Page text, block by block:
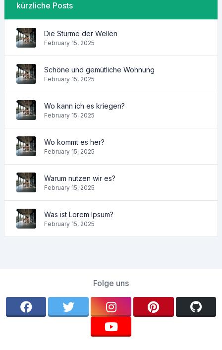
kürzliche Posts
Die Stürme der Wellen
February 15, 2025
Schöne und gemütliche Wohnung
February 15, 2025
Wo kann ich es kriegen?
February 15, 2025
Wo kommt es her?
February 15, 2025
Warum nutzen wir es?
February 15, 2025
Was ist Lorem Ipsum?
February 15, 2025
Folge uns